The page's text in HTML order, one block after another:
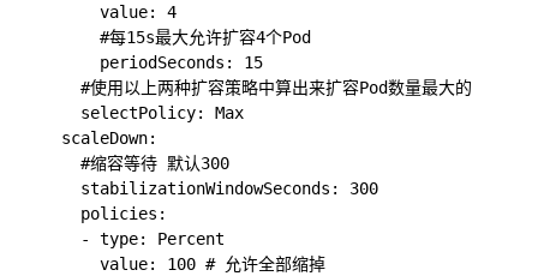
        value: 4
        #每15s最大允许扩容4个Pod
        periodSeconds: 15
      #使用以上两种扩容策略中算出来扩容Pod数量最大的
      selectPolicy: Max
    scaleDown:
      #缩容等待 默认300
      stabilizationWindowSeconds: 300
      policies:
      - type: Percent
        value: 100 # 允许全部缩掉